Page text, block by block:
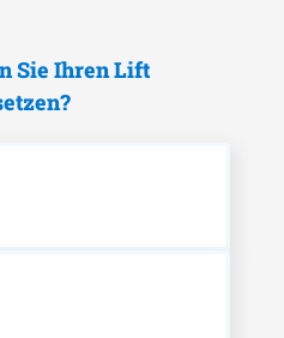
Sie Ihren Lift